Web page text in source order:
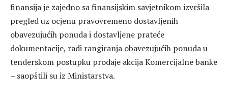
finansija je zajedno sa finansijskim savjetnikom izvršila
pregled uz ocjenu pravovremeno dostavljenih
obavezujućih ponuda i dostavljene prateće
dokumentacije, radi rangiranja obavezujućih ponuda u
tenderskom postupku prodaje akcija Komercijalne banke
– saopštili su iz Ministarstva.